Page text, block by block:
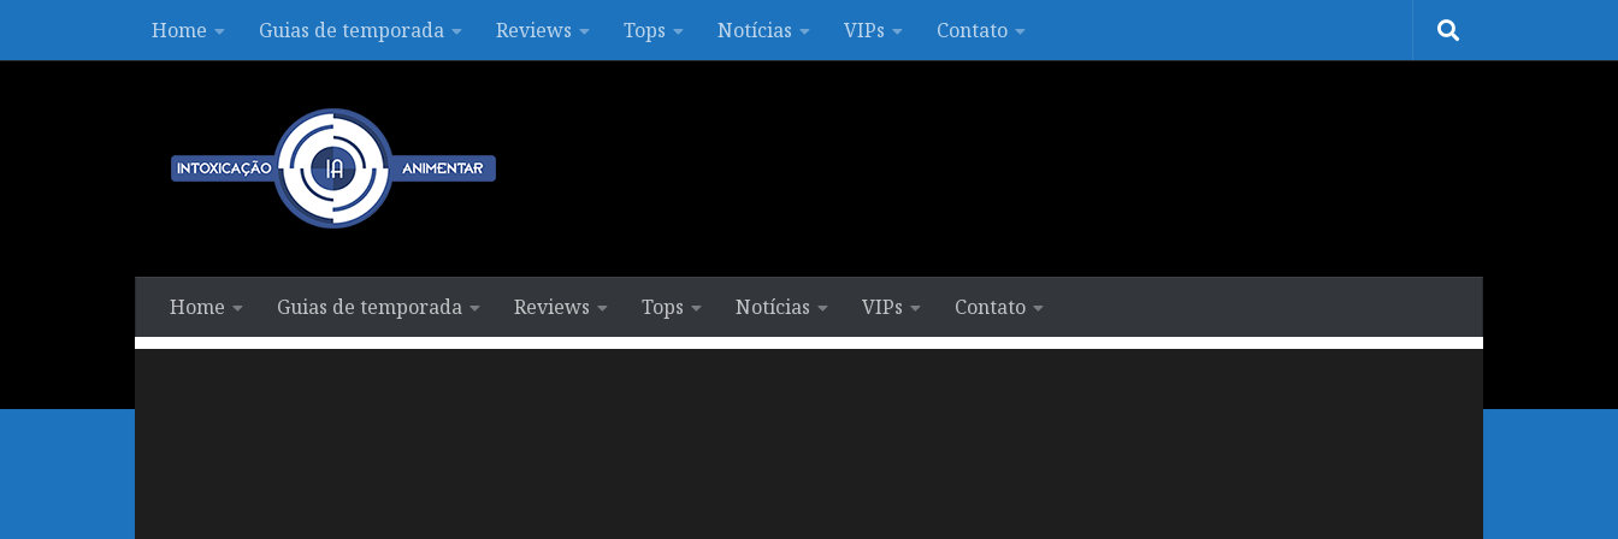
Skip to contentHome Guias de temporada Reviews Tops Notícias VIPs Contato
Home Guias de temporada Reviews Tops Notícias VIPs Contato